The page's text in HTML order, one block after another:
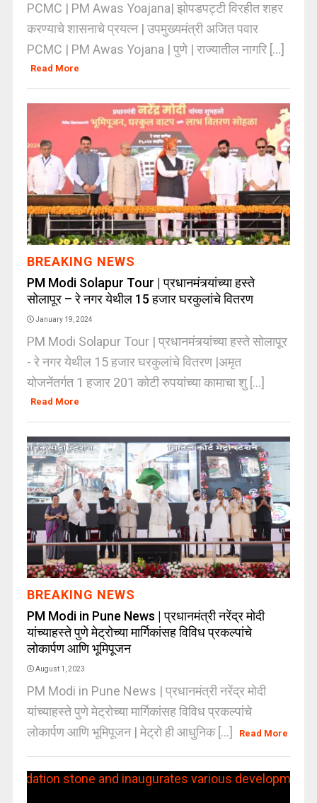
PCMC | PM Awas Yoajana| झोपडपट्टी विरहीत शहर
करण्याचे शासनाचे प्रयत्न | उपमुख्यमंत्री अजित पवार
PCMC | PM Awas Yojana | पुणे | राज्यातील नागरि [...]
Read More
BREAKING NEWS
PM Modi Solapur Tour | प्रधानमंत्र्यांच्या हस्ते
सोलापूर – रे नगर येथील 15 हजार घरकुलांचे वितरण
January 19, 2024
PM Modi Solapur Tour | प्रधानमंत्र्यांच्या हस्ते सोलापूर
- रे नगर येथील 15 हजार घरकुलांचे वितरण |अमृत
योजनेंतर्गत 1 हजार 201 कोटी रुपयांच्या कामाचा शु [...]
Read More
BREAKING NEWS
PM Modi in Pune News | प्रधानमंत्री नरेंद्र मोदी
यांच्याहस्ते पुणे मेट्रोच्या मार्गिकांसह विविध प्रकल्पांचे
लोकार्पण आणि भूमिपूजन
August 1, 2023
PM Modi in Pune News | प्रधानमंत्री नरेंद्र मोदी
यांच्याहस्ते पुणे मेट्रोच्या मार्गिकांसह विविध प्रकल्पांचे
लोकार्पण आणि भूमिपूजन | मेट्रो ही आधुनिक [...]
Read More